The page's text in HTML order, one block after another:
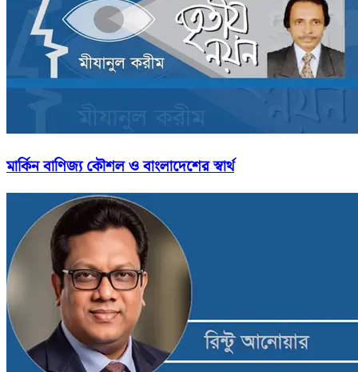
মার্কিন বাণিজ্য কৌশল ও বাংলাদেশের স্বার্থ